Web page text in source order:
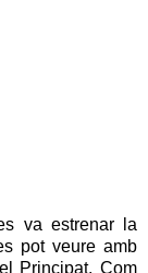
va estrenar la
pot veure amb
Principat. Com